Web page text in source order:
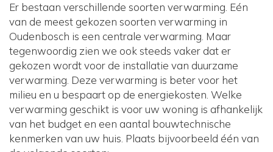
Er bestaan verschillende soorten verwarming. Eén
van de meest gekozen soorten verwarming in
Oudenbosch is een centrale verwarming. Maar
tegenwoordig zien we ook steeds vaker dat er
gekozen wordt voor de installatie van duurzame
verwarming. Deze verwarming is beter voor het
milieu en u bespaart op de energiekosten. Welke
verwarming geschikt is voor uw woning is afhankelijk
van het budget en een aantal bouwtechnische
kenmerken van uw huis. Plaats bijvoorbeeld één van